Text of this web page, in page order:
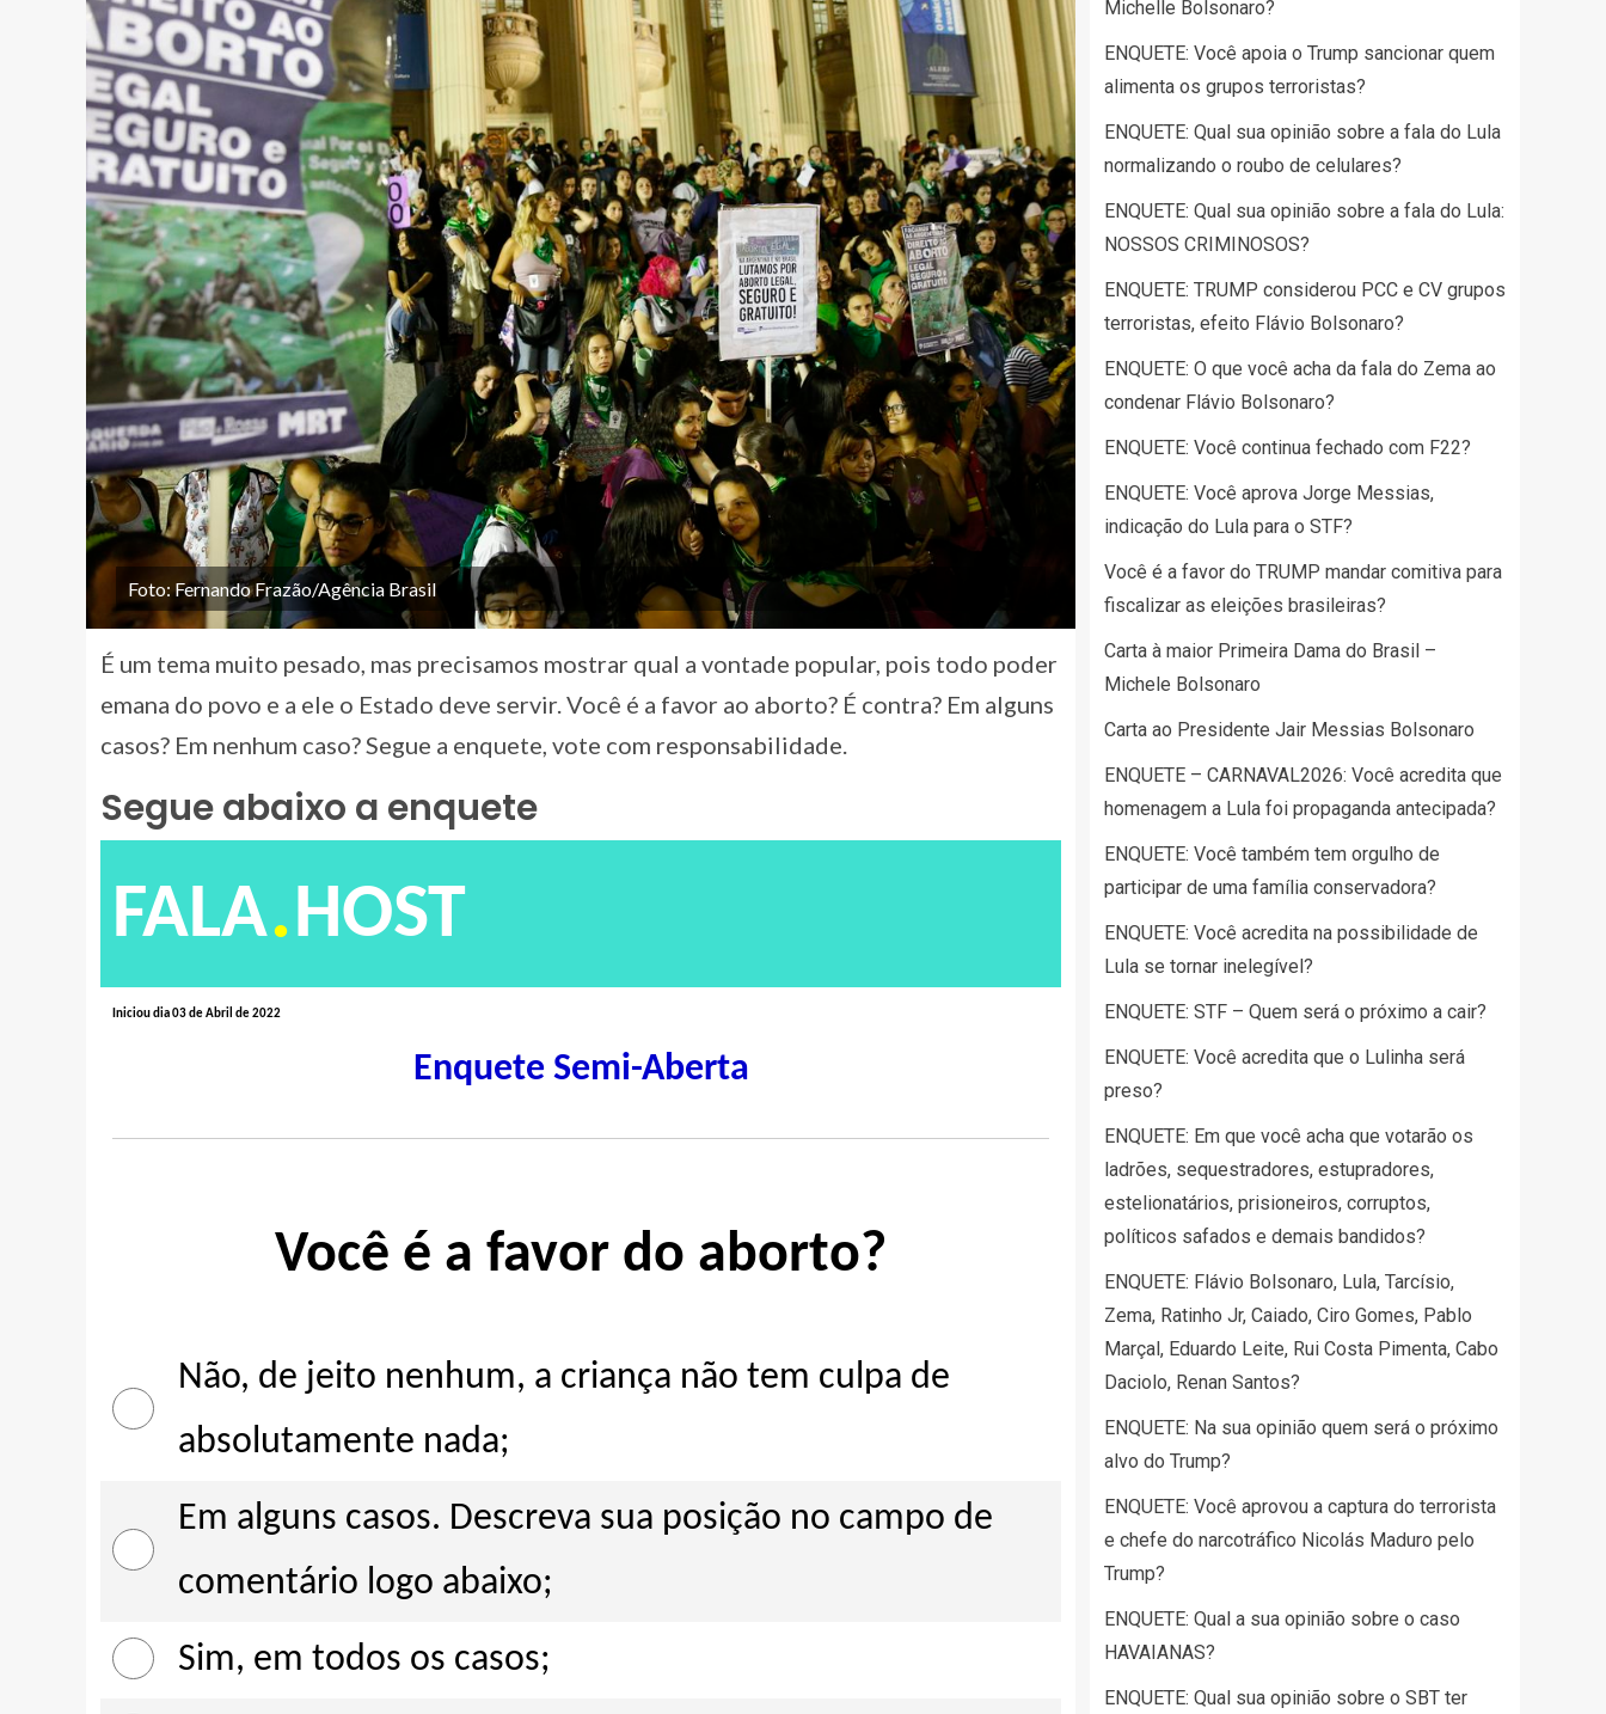
Foto: Fernando Frazão/Agência Brasil
É um tema muito pesado, mas precisamos mostrar qual a vontade popular, pois todo poder
emana do povo e a ele o Estado deve servir. Você é a favor ao aborto? É contra? Em alguns
casos? Em nenhum caso? Segue a enquete, vote com responsabilidade.
Segue abaixo a enquete
FALA.HOST
Iniciou dia 03 de Abril de 2022
Enquete Semi-Aberta
Você é a favor do aborto?
Não, de jeito nenhum, a criança não tem culpa de
absolutamente nada;
Em alguns casos. Descreva sua posição no campo de
comentário logo abaixo;
Sim, em todos os casos;
Michelle Bolsonaro?
ENQUETE: Você apoia o Trump sancionar quem
alimenta os grupos terroristas?
ENQUETE: Qual sua opinião sobre a fala do Lula
normalizando o roubo de celulares?
ENQUETE: Qual sua opinião sobre a fala do Lula:
NOSSOS CRIMINOSOS?
ENQUETE: TRUMP considerou PCC e CV grupos
terroristas, efeito Flávio Bolsonaro?
ENQUETE: O que você acha da fala do Zema ao
condenar Flávio Bolsonaro?
ENQUETE: Você continua fechado com F22?
ENQUETE: Você aprova Jorge Messias,
indicação do Lula para o STF?
Você é a favor do TRUMP mandar comitiva para
fiscalizar as eleições brasileiras?
Carta à maior Primeira Dama do Brasil –
Michele Bolsonaro
Carta ao Presidente Jair Messias Bolsonaro
ENQUETE – CARNAVAL2026: Você acredita que
homenagem a Lula foi propaganda antecipada?
ENQUETE: Você também tem orgulho de
participar de uma família conservadora?
ENQUETE: Você acredita na possibilidade de
Lula se tornar inelegível?
ENQUETE: STF – Quem será o próximo a cair?
ENQUETE: Você acredita que o Lulinha será
preso?
ENQUETE: Em que você acha que votarão os
ladrões, sequestradores, estupradores,
estelionatários, prisioneiros, corruptos,
políticos safados e demais bandidos?
ENQUETE: Flávio Bolsonaro, Lula, Tarcísio,
Zema, Ratinho Jr, Caiado, Ciro Gomes, Pablo
Marçal, Eduardo Leite, Rui Costa Pimenta, Cabo
Daciolo, Renan Santos?
ENQUETE: Na sua opinião quem será o próximo
alvo do Trump?
ENQUETE: Você aprovou a captura do terrorista
e chefe do narcotráfico Nicolás Maduro pelo
Trump?
ENQUETE: Qual a sua opinião sobre o caso
HAVAIANAS?
ENQUETE: Qual sua opinião sobre o SBT ter